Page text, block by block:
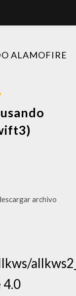
ALAMOFIRE
archivo
4.0